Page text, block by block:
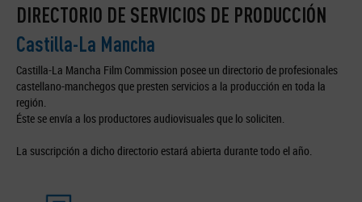
DIRECTORIO DE SERVICIOS DE PRODUCCIÓN
Castilla-La Mancha
Castilla-La Mancha Film Commission posee un directorio de profesionales
castellano-manchegos que presten servicios a la producción en toda la
región.
Éste se envía a los productores audiovisuales que lo soliciten.
La suscripción a dicho directorio estará abierta durante todo el año.